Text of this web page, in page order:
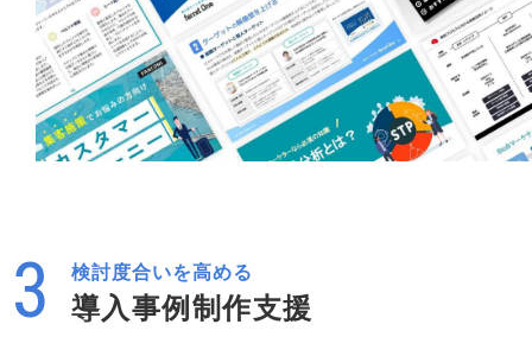
検討度合いを高める
導入事例制作支援